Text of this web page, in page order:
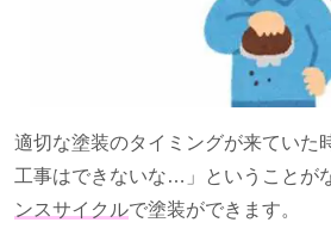
適切な塗装のタイミングが来ていた
工事はできないな…」ということが
ンスサイクルで塗装ができます。